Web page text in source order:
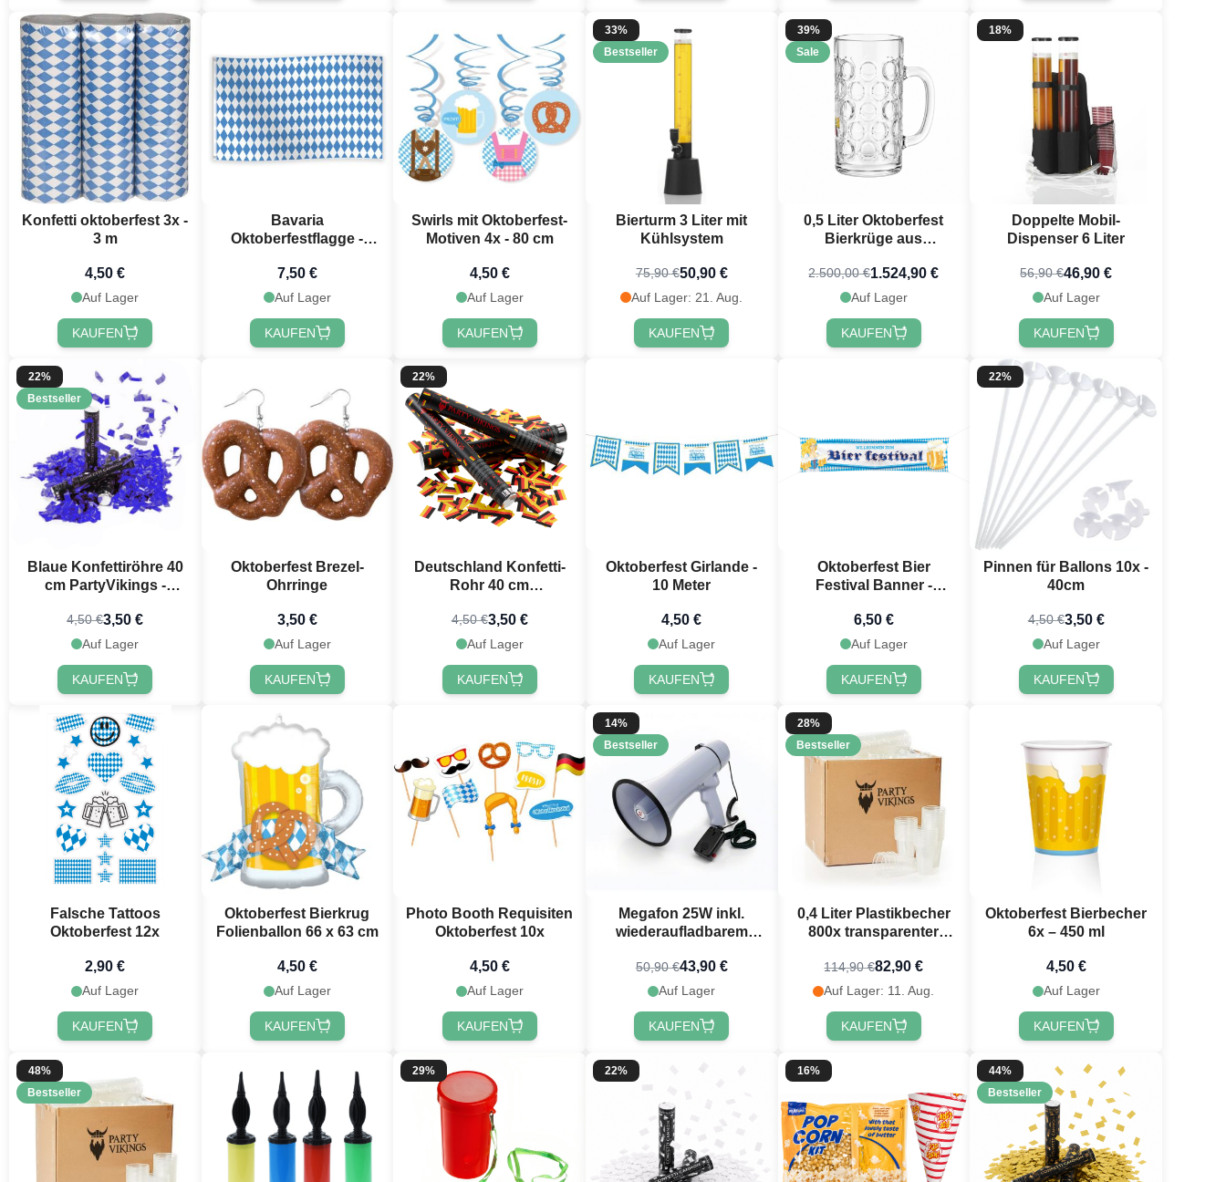
Konfetti oktoberfest 3x -
3 m
4,50 €
Auf Lager
KAUFEN
Bavaria
Oktoberfestflagge -
7,50 €
Auf Lager
KAUFEN
Swirls mit Oktoberfest-
Motiven 4x - 80 cm
4,50 €
Auf Lager
KAUFEN
33%
Bestseller
Bierturm 3 Liter mit
Kühlsystem
75,90 €50,90 €
Auf Lager: 21. Aug.
KAUFEN
39%
Sale
0,5 Liter Oktoberfest
Bierkrüge aus
Plastik mit Druck 24x
2.500,00 €1.524,90 €
Auf Lager
KAUFEN
18%
Doppelte Mobil-
Dispenser 6 Liter
56,90 €46,90 €
Auf Lager
KAUFEN
22%
Bestseller
Blaue Konfettiröhre 40
cm PartyVikings -
4,50 €3,50 €
Auf Lager
KAUFEN
Oktoberfest Brezel-
Ohrringe
3,50 €
Auf Lager
KAUFEN
22%
Deutschland Konfetti-
Rohr 40 cm
Rechteckiges Konfetti
4,50 €3,50 €
Auf Lager
KAUFEN
Oktoberfest Girlande -
10 Meter
4,50 €
Auf Lager
KAUFEN
Oktoberfest Bier
Festival Banner -
6,50 €
Auf Lager
KAUFEN
22%
Pinnen für Ballons 10x -
40cm
4,50 €3,50 €
Auf Lager
KAUFEN
Falsche Tattoos
Oktoberfest 12x
2,90 €
Auf Lager
KAUFEN
Oktoberfest Bierkrug
Folienballon 66 x 63 cm
4,50 €
Auf Lager
KAUFEN
Photo Booth Requisiten
Oktoberfest 10x
4,50 €
Auf Lager
KAUFEN
14%
Bestseller
Megafon 25W inkl.
wiederaufladbarem
50,90 €43,90 €
Auf Lager
KAUFEN
28%
Bestseller
0,4 Liter Plastikbecher
800x transparenter
114,90 €82,90 €
Auf Lager: 11. Aug.
KAUFEN
Oktoberfest Bierbecher
6x – 450 ml
4,50 €
Auf Lager
KAUFEN
48%
Bestseller
29% 22% 16%
44%
Bestseller
Jetzt registrieren!